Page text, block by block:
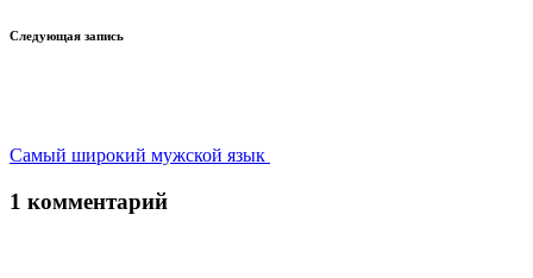
Следующая запись
Самый широкий мужской язык
1 комментарий